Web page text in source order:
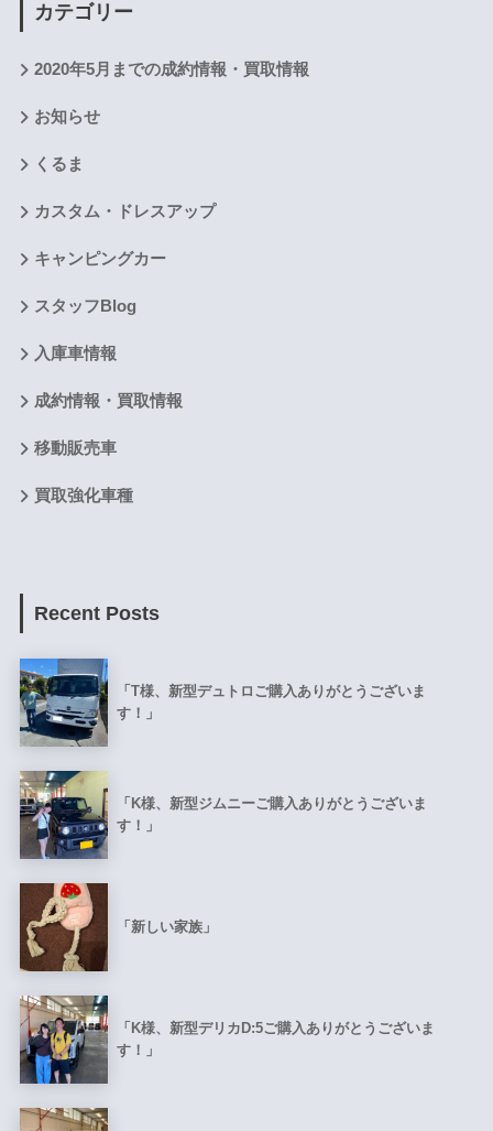
カテゴリー
2020年5月までの成約情報・買取情報
お知らせ
くるま
カスタム・ドレスアップ
キャンピングカー
スタッフBlog
入庫車情報
成約情報・買取情報
移動販売車
買取強化車種
Recent Posts
「T様、新型デュトロご購入ありがとうございま
す！」
「K様、新型ジムニーご購入ありがとうございま
す！」
「新しい家族」
「K様、新型デリカD:5ご購入ありがとうございま
す！」